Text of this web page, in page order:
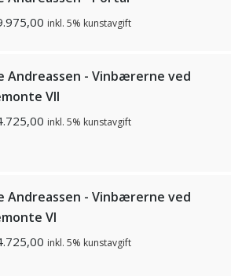
inkl. 5% kunstavgift
Andreassen - Vinbærerne ved
Vll
inkl. 5% kunstavgift
Andreassen - Vinbærerne ved
Vl
inkl. 5% kunstavgift